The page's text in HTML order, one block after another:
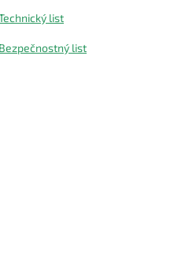
list
list